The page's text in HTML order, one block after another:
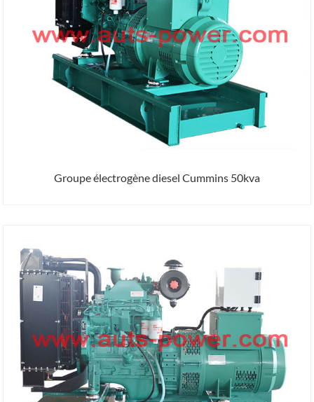
Groupe électrogène diesel Cummins 50kva